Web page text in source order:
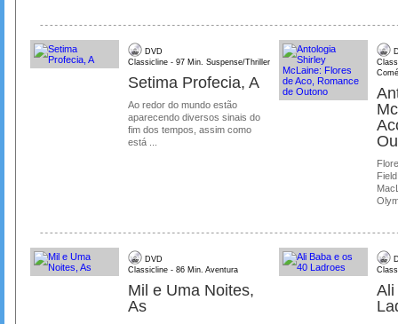
DVD
Classicline - 97 Min. Suspense/Thriller
Setima Profecia, A
Ao redor do mundo estão
aparecendo diversos sinais do
fim dos tempos, assim como
está ...
DVD
Classicline - 86 Min. Aventura
Mil e Uma Noites,
As
Ali